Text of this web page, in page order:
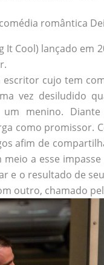
romântica
It Cool) lançado
escritor cujo tem
vez desiludido
um menino.
como promissor.
afim de
a esse
e o resultado de
outro, chamado